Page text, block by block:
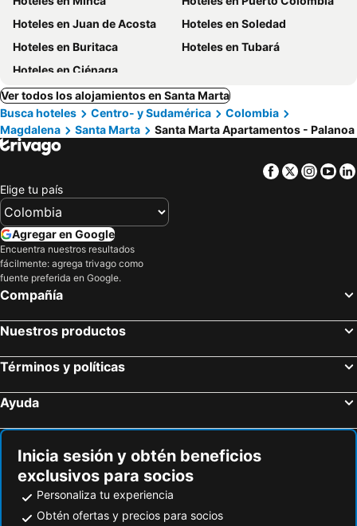
Hoteles en Juan de Acosta
Hoteles en Soledad
Hoteles en Buritaca
Hoteles en Tubará
Hoteles en Ciénaga
Ver todos los alojamientos en Santa Marta
Busca hoteles
Centro- y Sudamérica
Colombia
Magdalena
Santa Marta Santa Marta Apartamentos - Palanoa
Facebook
Twitter
Elige tu país
Agregar en Google
Encuentra nuestros resultados
fácilmente: agrega trivago como
fuente preferida en Google.
Compañía
Nuestros productos
Términos y políticas
Ayuda
Inicia sesión y obtén beneficios
exclusivos para socios
Personaliza tu experiencia
Obtén ofertas y precios para socios